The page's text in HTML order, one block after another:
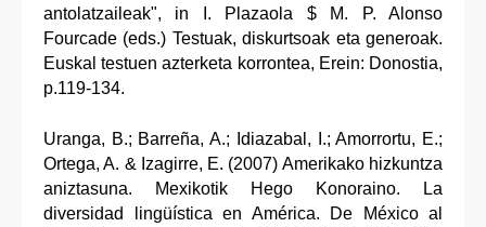
antolatzaileak", in I. Plazaola $ M. P. Alonso
Fourcade (eds.) Testuak, diskurtsoak eta generoak.
Euskal testuen azterketa korrontea, Erein: Donostia,
p.119-134.
Uranga, B.; Barreña, A.; Idiazabal, I.; Amorrortu, E.;
Ortega, A. & Izagirre, E. (2007) Amerikako hizkuntza
aniztasuna. Mexikotik Hego Konoraino. La
diversidad lingüística en América. De México al